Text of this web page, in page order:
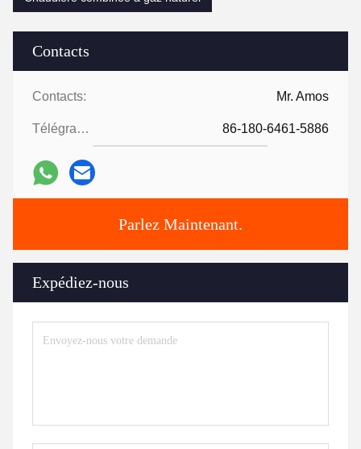
Contacts
Contacts: Mr. Amos
Télégramme: 86-180-6461-5886
Parlez Maintenant.
Expédiez-nous